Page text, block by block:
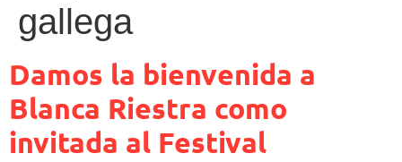
gallega
Damos la bienvenida a
Blanca Riestra como
invitada al Festival